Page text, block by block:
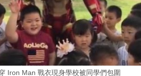
Iron Man 戰衣現身學校被同學們包圍